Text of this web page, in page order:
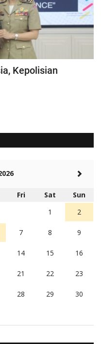
Kepolisian
Fri Sat
Sun
1
2
7 8 9
14 15 16
21 22 23
28 29 30